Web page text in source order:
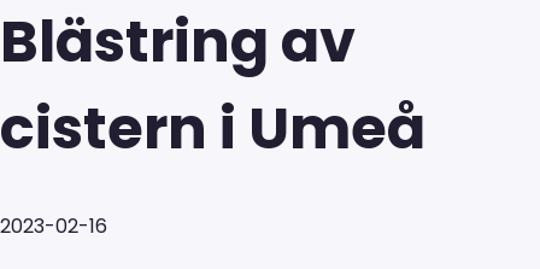
Blästring av
cistern i Umeå
2023-02-16